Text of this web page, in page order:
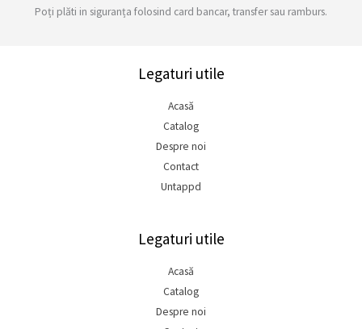
Poți plăti in siguranța folosind card bancar, transfer sau ramburs.
Legaturi utile
Acasă
Catalog
Despre noi
Contact
Untappd
Legaturi utile
Acasă
Catalog
Despre noi